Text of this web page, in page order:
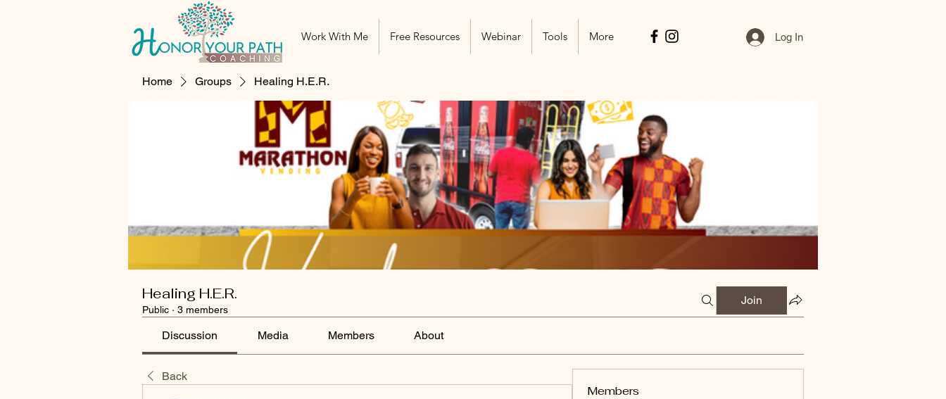
Work With Me Free Resources Webinar Tools More Log In
Home Groups Healing H.E.R.
Healing H.E.R.
Public · 3 members
Join
Discussion Media Members About
Back
Members